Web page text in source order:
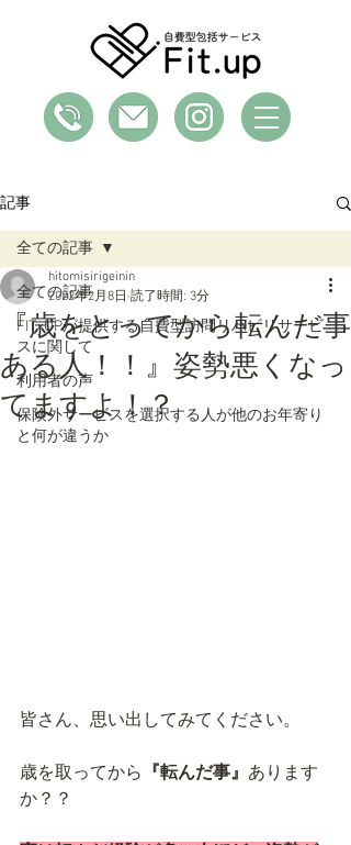
記事
全ての記事
FIT×UPが提供する自費型訪問リハビリサービ
スに関して
利用者の声
保険外サービスを選択する人が他のお年寄り
と何が違うか
全ての記事
『歳をとってから転んだ事
ある人！！』姿勢悪くなっ
てますよ！？
hitomisirigeinin
2022年2月8日 読了時間: 3分
皆さん、思い出してみてください。
歳を取ってから 『転んだ事』 あります
か？？